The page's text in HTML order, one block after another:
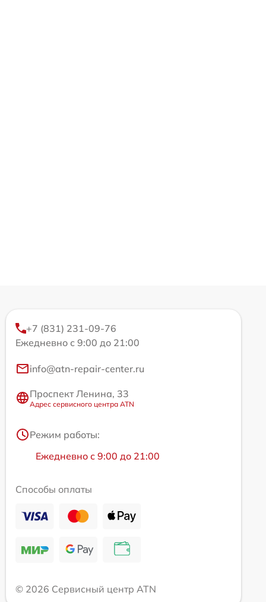
+7 (831) 231-09-76
Ежедневно с 9:00 до 21:00
info@atn-repair-center.ru
Проспект Ленина, 33
Адрес сервисного центра ATN
Режим работы:
Ежедневно с 9:00 до 21:00
Способы оплаты
© 2026 Сервисный центр ATN